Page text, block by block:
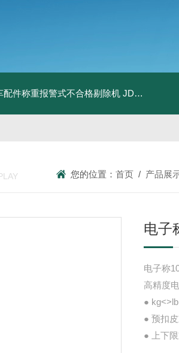
配件称重报警式不合格剔除机 JDT-GT-A8E儿童玩具包装合规检测秤漏装配件报警滚筒称
您的位置：首页 / 产品展
电子
电子称
高精度
●
● 预扣
● 上下